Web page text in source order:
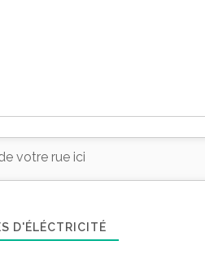
D'ÉLÉCTRICITÉ